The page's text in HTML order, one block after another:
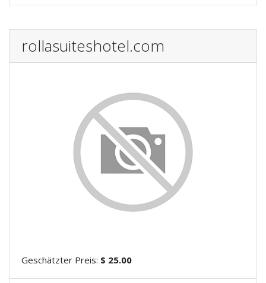
rollasuiteshotel.com
Geschätzter Preis: $ 25.00